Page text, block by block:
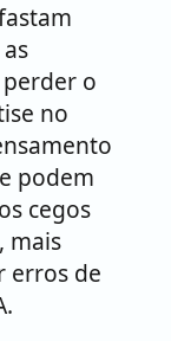
o
no
podem
cegos
mais
erros de